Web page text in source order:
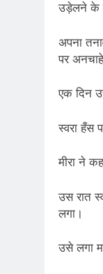
उड़ेलने के
अपना
पर
एक दिन
स्वरा हँस
मीरा ने
उस रात
लगा।
उसे लगा